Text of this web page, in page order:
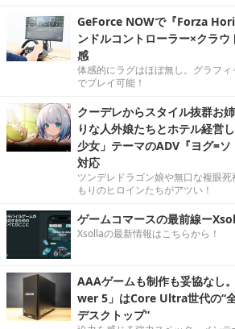
GeForce NOWで『Forza
ンドルコントローラー×クラ
感
体感的にラグはほぼ無し。グラフ
でプレイ可能！
クーデレからスタイル抜群お
りな人外娘たちとホテル経営
少女」テーマのADV『ヨグ=
対応
ツンデレドラゴン娘や無口な複眼
もりのヒロインたちがアツい！
ゲームコマースの最前線ー
Xsollaの最新情報はこちらから！
AAAゲームも制作も妥協なし
wer 5」はCore Ultra世代の“
デスクトップ”